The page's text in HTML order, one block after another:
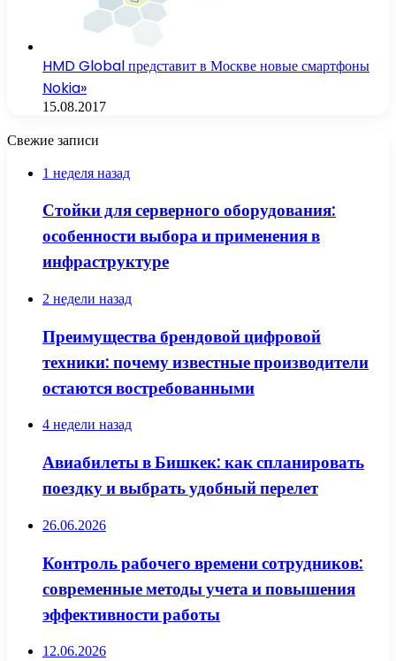
HMD Global представит в Москве новые смартфоны
Nokia»
15.08.2017
Свежие записи
1 неделя назад
Стойки для серверного оборудования:
особенности выбора и применения в
инфраструктуре
2 недели назад
Преимущества брендовой цифровой
техники: почему известные производители
остаются востребованными
4 недели назад
Авиабилеты в Бишкек: как спланировать
поездку и выбрать удобный перелет
26.06.2026
Контроль рабочего времени сотрудников:
современные методы учета и повышения
эффективности работы
12.06.2026